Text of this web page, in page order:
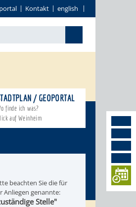
Kontakt english
/ GEOPORTAL
finde ich was?
auf Weinheim
beachten Sie die für
Anliegen genannte:
Stelle"